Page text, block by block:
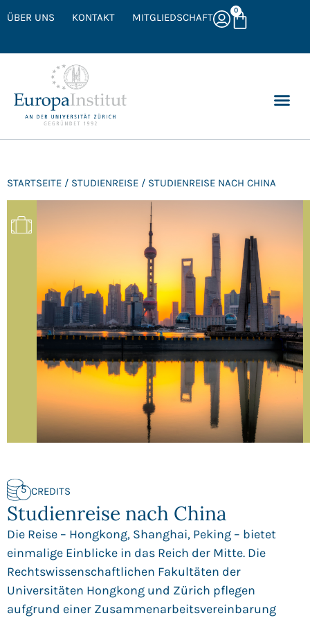
ÜBER UNS KONTAKT MITGLIEDSCHAFT
0
STARTSEITE / STUDIENREISE / STUDIENREISE NACH CHINA
Studienreise nach China
Die Reise – Hongkong, Shanghai, Peking – bietet
einmalige Einblicke in das Reich der Mitte. Die
Rechtswissenschaftlichen Fakultäten der
Universitäten Hongkong und Zürich pflegen
aufgrund einer Zusammenarbeitsvereinbarung
5 CREDITS